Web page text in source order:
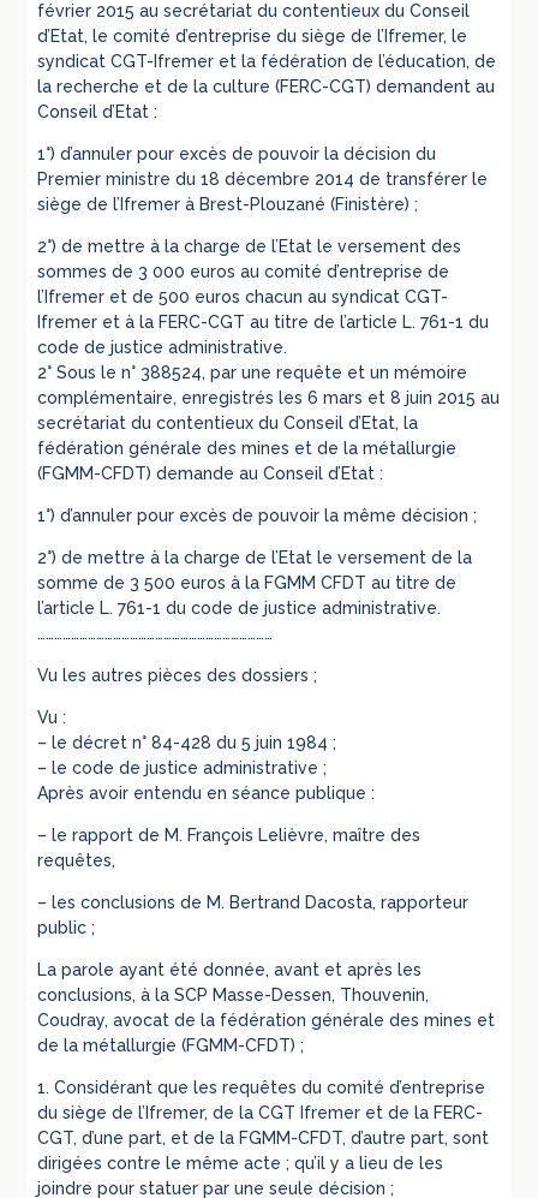
février 2015 au secrétariat du contentieux du Conseil
d’Etat, le comité d’entreprise du siège de l’Ifremer, le
syndicat CGT-Ifremer et la fédération de l’éducation, de
la recherche et de la culture (FERC-CGT) demandent au
Conseil d’Etat :
1°) d’annuler pour excès de pouvoir la décision du
Premier ministre du 18 décembre 2014 de transférer le
siège de l’Ifremer à Brest-Plouzané (Finistère) ;
2°) de mettre à la charge de l’Etat le versement des
sommes de 3 000 euros au comité d’entreprise de
l’Ifremer et de 500 euros chacun au syndicat CGT-
Ifremer et à la FERC-CGT au titre de l’article L. 761-1 du
code de justice administrative.
2° Sous le n° 388524, par une requête et un mémoire
complémentaire, enregistrés les 6 mars et 8 juin 2015 au
secrétariat du contentieux du Conseil d’Etat, la
fédération générale des mines et de la métallurgie
(FGMM-CFDT) demande au Conseil d’Etat :
1°) d’annuler pour excès de pouvoir la même décision ;
2°) de mettre à la charge de l’Etat le versement de la
somme de 3 500 euros à la FGMM CFDT au titre de
l’article L. 761-1 du code de justice administrative.
…………………………………………………………………………
Vu les autres pièces des dossiers ;
Vu :
– le décret n° 84-428 du 5 juin 1984 ;
– le code de justice administrative ;
Après avoir entendu en séance publique :
– le rapport de M. François Lelièvre, maître des
requêtes,
– les conclusions de M. Bertrand Dacosta, rapporteur
public ;
La parole ayant été donnée, avant et après les
conclusions, à la SCP Masse-Dessen, Thouvenin,
Coudray, avocat de la fédération générale des mines et
de la métallurgie (FGMM-CFDT) ;
1. Considérant que les requêtes du comité d’entreprise
du siège de l’Ifremer, de la CGT Ifremer et de la FERC-
CGT, d’une part, et de la FGMM-CFDT, d’autre part, sont
dirigées contre le même acte ; qu’il y a lieu de les
joindre pour statuer par une seule décision ;